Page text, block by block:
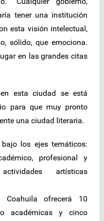
tener una institución
esta visión intelectual,
sólido, que emociona.
en las grandes citas
esta ciudad se está
para que muy pronto
una ciudad literaria.
los ejes temáticos:
profesional y
artísticas
Coahuila ofrecerá 10
académicas y cinco